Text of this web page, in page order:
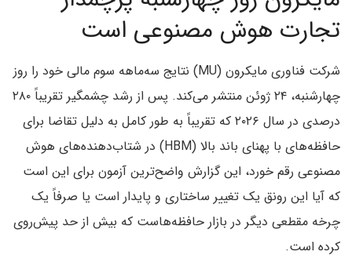
تجارت هوش مصنوعی است
شرکت فناوری مایکرون (MU) نتایج سه‌ماهه سوم مالی خود را روز
چهارشنبه، ۲۴ ژوئن منتشر می‌کند. پس از رشد چشمگیر تقریباً ۲۸۰
درصدی در سال ۲۰۲۶ که تقریباً به طور کامل به دلیل تقاضا برای
حافظه‌های با پهنای باند بالا (HBM) در شتاب‌دهنده‌های هوش
مصنوعی رقم خورد، این گزارش واضح‌ترین آزمون برای این است
که آیا این رونق یک تغییر ساختاری و پایدار است یا صرفاً یک
چرخه مقطعی دیگر در بازار حافظه‌هاست که بیش از حد پیش‌روی
کرده است.